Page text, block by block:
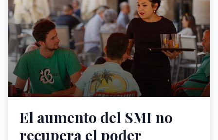
El aumento del SMI no
recupera el poder